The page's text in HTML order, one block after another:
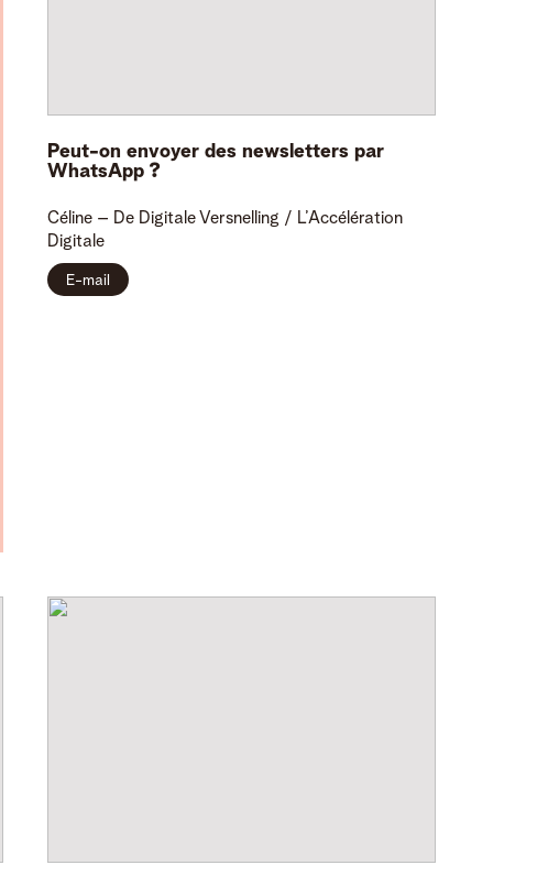
Peut-on envoyer des newsletters par
WhatsApp ?
Céline – De Digitale Versnelling / L’Accélération
Digitale
E-mail